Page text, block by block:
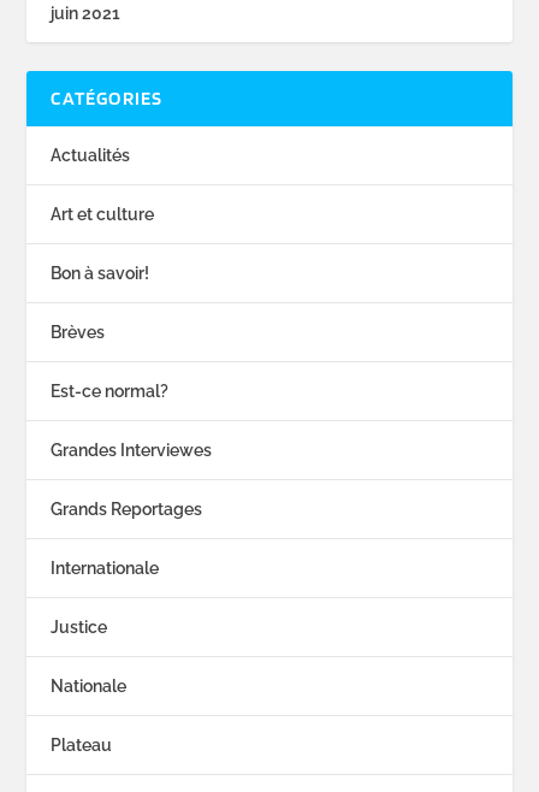
juin 2021
CATÉGORIES
Actualités
Art et culture
Bon à savoir!
Brèves
Est-ce normal?
Grandes Interviewes
Grands Reportages
Internationale
Justice
Nationale
Plateau